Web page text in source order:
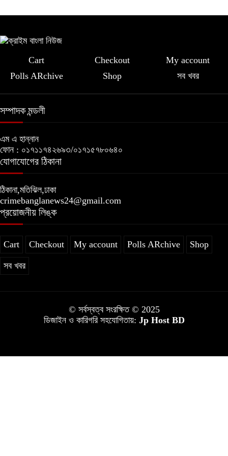
Cart Checkout
My account
Polls ARchive
Shop সব খবর
সম্পাদক মন্ডলী
এম এ হান্নান
ফোন : ০১৭১১৭৪২৬৯৩/০১৭১৫৭৮০৬৪০
যোগাযোগের ঠিকানা
ঠিকানা,মতিঝিল,ঢাকা
crimebanglanews24@gmail.com
প্রয়োজনীয় লিঙ্ক
Cart Checkout My account Polls ARchive Shop
সব খবর
© সর্বস্বত্ব সংরক্ষিত © 2025
ডিজাইন ও কারিগরি সহযোগিতায়: Jp Host BD